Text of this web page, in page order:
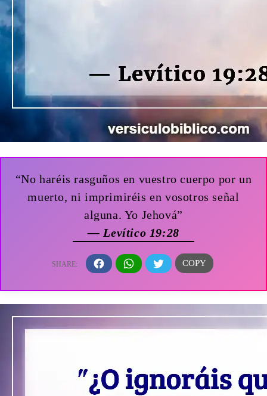
“No haréis rasguños en vuestro cuerpo por un
muerto, ni imprimiréis en vosotros señal
alguna. Yo Jehová”
— Levítico 19:28